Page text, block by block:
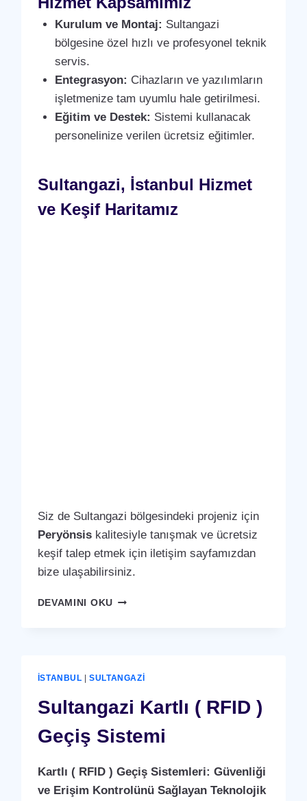
Kurulum ve Montaj: Sultangazi
bölgesine özel hızlı ve profesyonel teknik
servis.
Entegrasyon: Cihazların ve yazılımların
işletmenize tam uyumlu hale getirilmesi.
Eğitim ve Destek: Sistemi kullanacak
personelinize verilen ücretsiz eğitimler.
Sultangazi, İstanbul Hizmet
ve Keşif Haritamız
Siz de Sultangazi bölgesindeki projeniz için
Peryönsiskalitesiyle tanışmak ve ücretsiz
keşif talep etmek için iletişim sayfamızdan
bize ulaşabilirsiniz.
DEVAMINI OKUSULTANGAZI,
PROFESYONEL
PERYÖNSIS
SULTANGAZI
İSTANBUL |SULTANGAZI
Sultangazi Kartlı ( RFID )
Geçiş Sistemi
Kartlı ( RFID ) Geçiş Sistemleri: Güvenliği
ve Erişim Kontrolünü Sağlayan Teknolojik